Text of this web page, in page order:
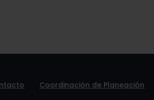
Coordinación de Planeación